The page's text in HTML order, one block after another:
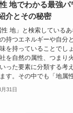
地でわかる最強パ
介とその秘密
性 地」と検索している
持つエネルギーや自分
を持っていることでし
を自然の属性、つまり
った要素に分類する考
す。その中でも「地属
31日